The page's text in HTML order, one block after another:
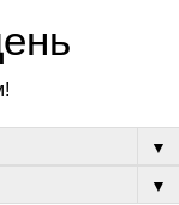
▼
▼